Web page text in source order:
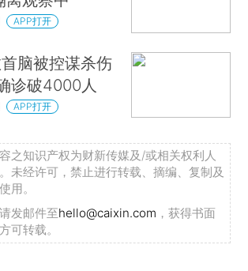
APP打开
脑被控谋杀伤
诊破4000人
APP打开
之知识产权为财新传媒及/或相关权利人
未经许可，禁止进行转载、摘编、复制及
用。
发邮件至hello@caixin.com ，获得书面
可转载。